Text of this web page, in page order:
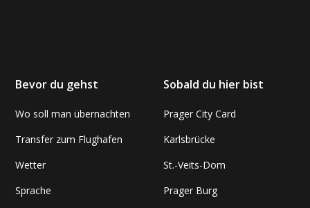
Bevor du gehst
Wo soll man übernachten
Transfer zum Flughafen
Wetter
Sprache
Sobald du hier bist
Prager City Card
Karlsbrücke
St.-Veits-Dom
Prager Burg